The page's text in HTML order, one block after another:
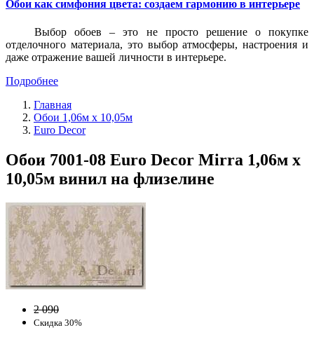
Обои как симфония цвета: создаем гармонию в интерьере
Выбор обоев – это не просто решение о покупке
отделочного материала, это выбор атмосферы, настроения и
даже отражение вашей личности в интерьере.
Подробнее
Главная
Обои 1,06м х 10,05м
Euro Decor
Обои 7001-08 Euro Decor Mirra 1,06м х
10,05м винил на флизелине
2 090
Скидка 30%